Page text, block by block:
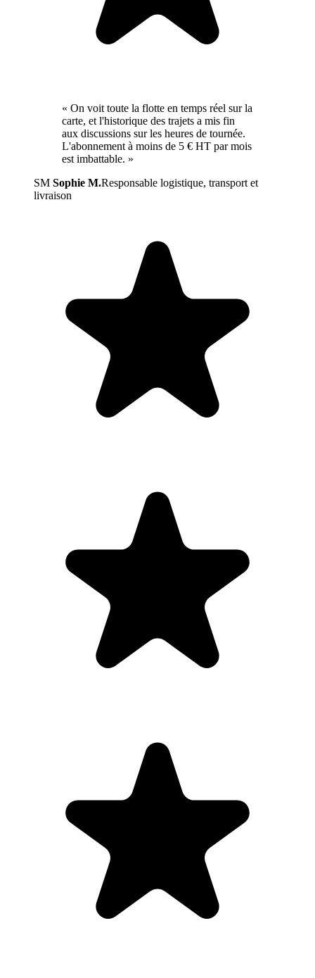
« On voit toute la flotte en temps réel sur la
carte, et l'historique des trajets a mis fin
aux discussions sur les heures de tournée.
L'abonnement à moins de 5 € HT par mois
est imbattable. »
SM Sophie M.Responsable logistique, transport et
livraison